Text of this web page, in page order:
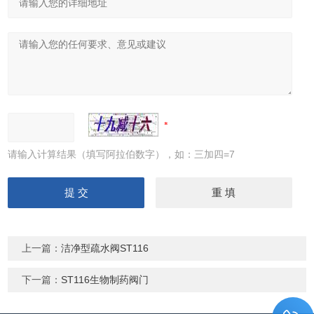
请输入计算结果（填写阿拉伯数字），如：三加四=7
上一篇：洁净型疏水阀ST116
下一篇： ST116生物制药阀门